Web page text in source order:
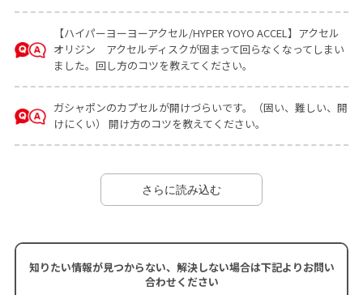
【ハイパーヨーヨーアクセル/HYPER YOYO ACCEL】アクセル
オリジン アクセルディスクが固まって回らなくなってしまい
ました。回し方のコツを教えてください。
ガシャポンのカプセルが開けづらいです。（固い、難しい、開
けにくい） 開け方のコツを教えてください。
さらに読み込む
知りたい情報が見つからない、解決しない場合は下記よりお問い
合わせください